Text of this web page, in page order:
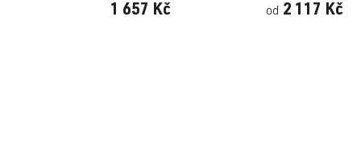
1 657 Kč od 2 117 Kč